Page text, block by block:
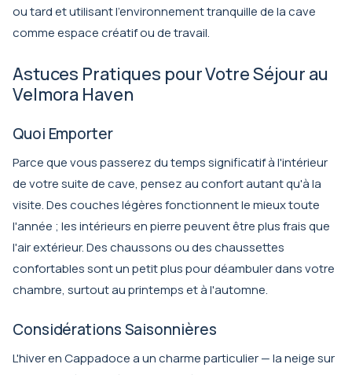
ou tard et utilisant l'environnement tranquille de la cave
comme espace créatif ou de travail.
Astuces Pratiques pour Votre Séjour au
Velmora Haven
Quoi Emporter
Parce que vous passerez du temps significatif à l'intérieur
de votre suite de cave, pensez au confort autant qu'à la
visite. Des couches légères fonctionnent le mieux toute
l'année ; les intérieurs en pierre peuvent être plus frais que
l'air extérieur. Des chaussons ou des chaussettes
confortables sont un petit plus pour déambuler dans votre
chambre, surtout au printemps et à l'automne.
Considérations Saisonnières
L'hiver en Cappadoce a un charme particulier — la neige sur